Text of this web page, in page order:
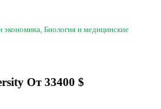
экономика, Биология и медицинские
От33400 $